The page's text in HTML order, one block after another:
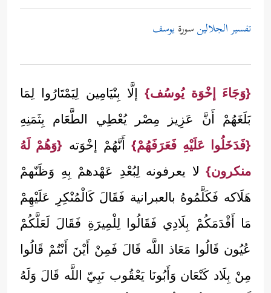
تفسير الجلالينسورةيوسف
{وَجَاءَ إخْوَة يُوسُف}إلَّا بِنْيَامِين لِيَمْتَارُوا لِمَا
بَلَغَهُمْ أَنَّ عَزِيز مِصْر يُعْطِي الطَّعَام بِثَمَنِهِ
{فَدَخَلُوا عَلَيْهِ فَعَرَفَهُمْ}أَنَّهُمْ إخْوَته {وَهُمْ لَهُ
منكرون} لا يعرفونه لِبُعْدِ عَهْدهمْ بِهِ وَظَنّهمْ
هَلَاكه فَكَلَّمُوهُ بالعبرانية فَقَالَ كَالْمُنْكِرِ عَلَيْهِمْ
مَا أَقْدَمَكُمْ بِلَادِي فَقَالُوا لِلْمِيرَةِ فَقَالَ لَعَلَّكُمْ
عُيُون قَالُوا مَعَاذ اللَّه قَالَ فَمِنْ أَيْنَ أَنْتُمْ قَالُوا
مِنْ بِلَاد كَنْعَان وَأَبُونَا يَعْقُوب نَبِيّ اللَّه قَالَ وَلَهُ